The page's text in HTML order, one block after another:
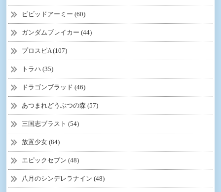
ビビッドアーミー (60)
ガンダムブレイカー (44)
プロスピA (107)
トラハ (35)
ドラゴンブラッド (46)
あつまれどうぶつの森 (57)
三国志ブラスト (54)
放置少女 (84)
エピックセブン (48)
八月のシンデレラナイン (48)